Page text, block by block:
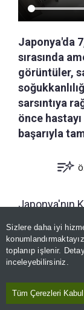
Sizlere daha iyi
toplanıp işlenir.
inceleyebilirsiniz.
Tüm Çerezleri
Japonya'da
sırasında
görüntüler,
sarsıntıya
önce
başarıyla
Japonya'nın
Temmuz'da
deprem
güvenlik
Sosyal
anında